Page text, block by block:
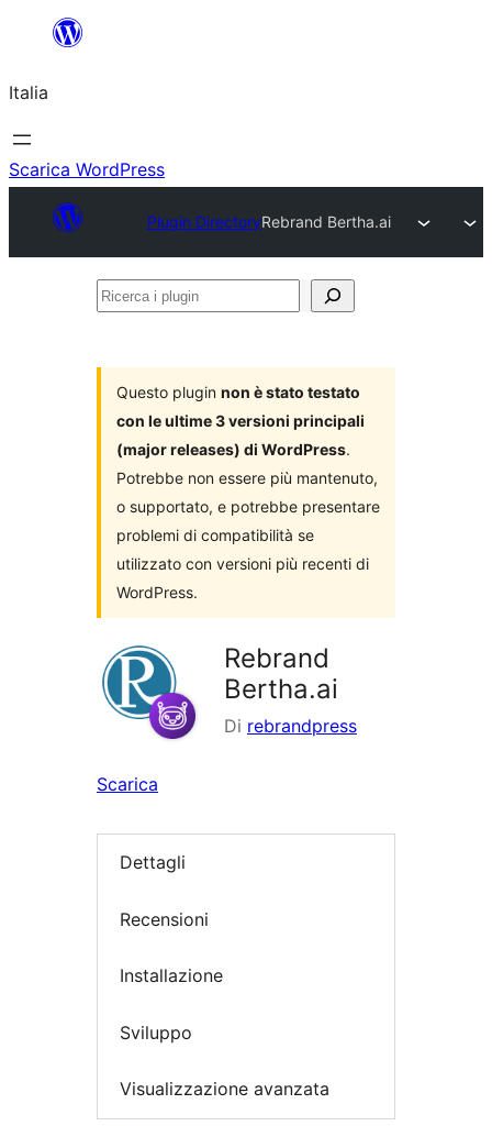
contenuto
Italia
Scarica WordPress
Plugin DirectoryRebrand Bertha.ai
Ricerca
Questo plugin non è stato testato
con le ultime 3 versioni principali
(major releases) di WordPress.
Potrebbe non essere più mantenuto,
o supportato, e potrebbe presentare
problemi di compatibilità se
utilizzato con versioni più recenti di
WordPress.
Rebrand
Bertha.ai
Di rebrandpress
Scarica
Dettagli
Recensioni
Installazione
Sviluppo
Visualizzazione avanzata